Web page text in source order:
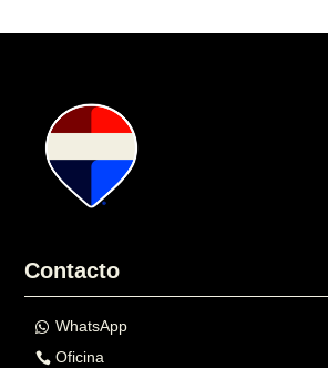
Contacto
WhatsApp
Oficina